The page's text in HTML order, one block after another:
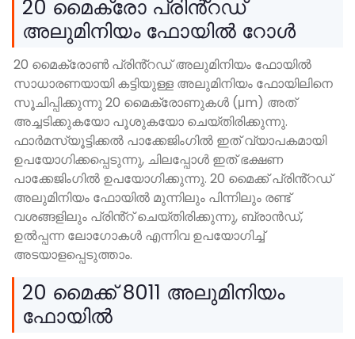
20 മൈക്രോ പ്രിൻ്റഡ്
അലുമിനിയം ഫോയിൽ റോൾ
20 മൈക്രോൺ പ്രിൻ്റഡ് അലുമിനിയം ഫോയിൽ
സാധാരണയായി കട്ടിയുള്ള അലുമിനിയം ഫോയിലിനെ
സൂചിപ്പിക്കുന്നു 20 മൈക്രോണുകൾ (μm) അത്
അച്ചടിക്കുകയോ പൂശുകയോ ചെയ്തിരിക്കുന്നു.
ഫാർമസ്യൂട്ടിക്കൽ പാക്കേജിംഗിൽ ഇത് വ്യാപകമായി
ഉപയോഗിക്കപ്പെടുന്നു, ചിലപ്പോൾ ഇത് ഭക്ഷണ
പാക്കേജിംഗിൽ ഉപയോഗിക്കുന്നു. 20 മൈക്ക് പ്രിൻ്റഡ്
അലുമിനിയം ഫോയിൽ മുന്നിലും പിന്നിലും രണ്ട്
വശങ്ങളിലും പ്രിൻ്റ് ചെയ്തിരിക്കുന്നു, ബ്രാൻഡ്,
ഉൽപ്പന്ന ലോഗോകൾ എന്നിവ ഉപയോഗിച്ച്
അടയാളപ്പെടുത്താം.
20 മൈക്ക് 8011 അലുമിനിയം
ഫോയിൽ